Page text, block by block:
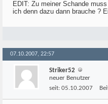
EDIT: Zu meiner Schande
ich denn dazu dann brauche ?
07.10.2007, 22:57
Striker52
neuer Benutzer
seit: 05.10.2007